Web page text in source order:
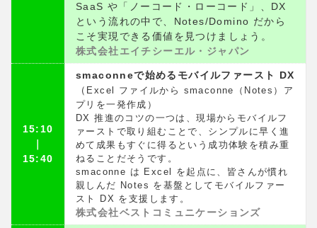
SaaS や「ノーコード・ローコード」、DX
という流れの中で、Notes/Domino だから
こそ実現できる価値を見つけましょう。
株式会社エイチシーエル・ジャパン
15:10
15:40
smaconneで始めるモバイルファースト DX
（ Excel ファイルから smaconne（Notes）ア
プリを一発作成）
DX 推進のコツの一つは、現場からモバイルフ
ァーストで取り組むことで、シンプルに早く進
めて成果もすぐに得るという成功体験を積み重
ねることだそうです。
smaconne は Excel を起点に、皆さんが慣れ
親しんだ Notes を基盤としてモバイルファー
スト DX を支援します。
株式会社ベストコミュニケーションズ